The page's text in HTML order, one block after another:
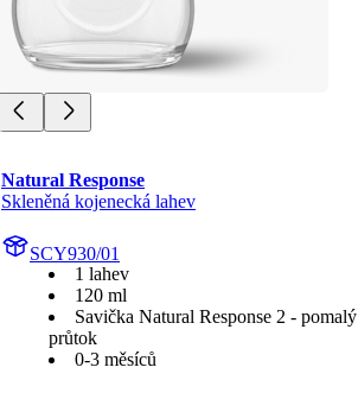
Natural Response
Skleněná kojenecká lahev
SCY930/01
1 lahev
120 ml
Savička Natural Response 2 - pomalý
průtok
0-3 měsíců